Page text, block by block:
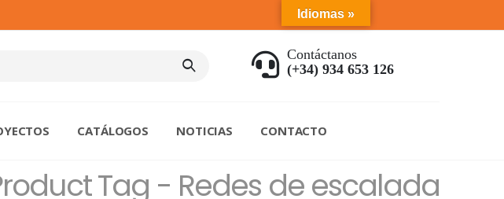
Contáctanos
(+34) 934 653 126
CATÁLOGOS NOTICIAS CONTACTO
Tag - Redes de escalada
Idiomas »